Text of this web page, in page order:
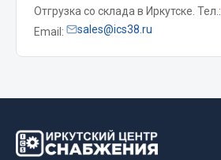
Двери
Окно ветровое
Двигатель
Весь раздел
Отгрузка со склада в Иркутске. Тел.:
Email:
sales@ics38.ru